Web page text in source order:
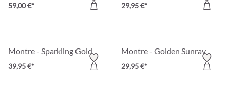
59,00 €* 29,95 €*
Montre - Sparkling Gold
39,95 €*
Montre - Golden Sunray
29,95 €*